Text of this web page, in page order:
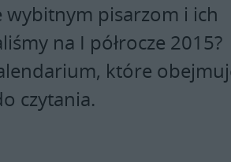
pisarzom i ich
na I półrocze 2015?
które
czytania.